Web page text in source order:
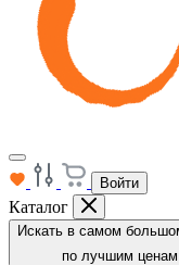
Войти
Каталог
Искать в самом
по лучшим ценам